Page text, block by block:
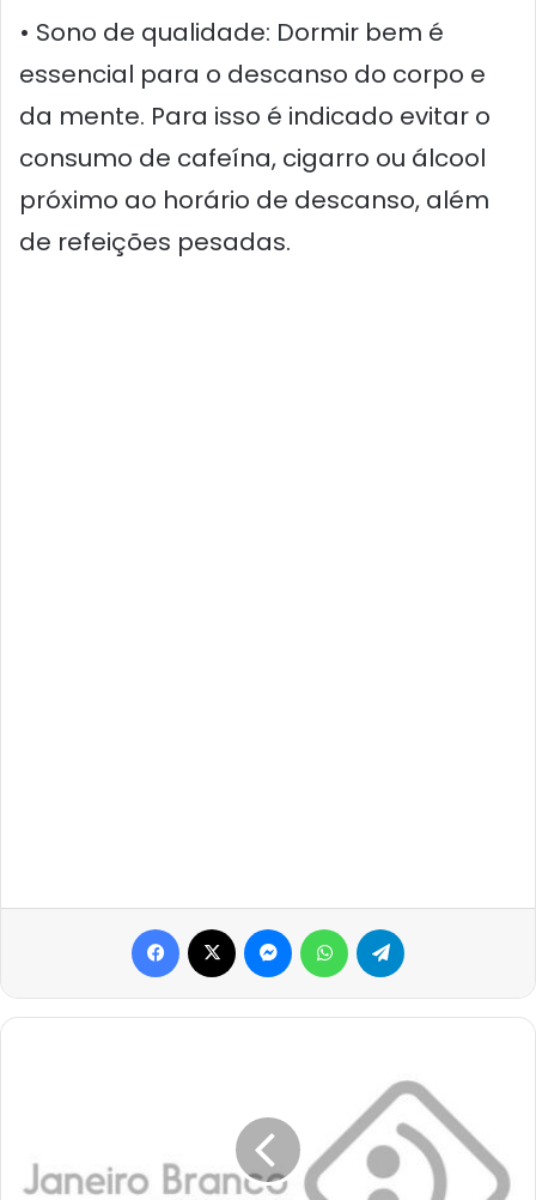
• Sono de qualidade: Dormir bem é
essencial para o descanso do corpo e
da mente. Para isso é indicado evitar o
consumo de cafeína, cigarro ou álcool
próximo ao horário de descanso, além
de refeições pesadas.
Facebook MessengerWhatsApp